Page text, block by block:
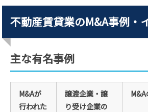
不動産賃貸業のM&A事例・
主な有名事例
M&Aが
行われた
譲渡企業・譲
り受け企業の